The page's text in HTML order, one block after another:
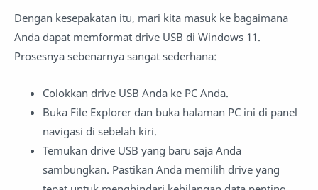
Dengan kesepakatan itu, mari kita masuk ke bagaimana
Anda dapat memformat drive USB di Windows 11.
Prosesnya sebenarnya sangat sederhana:
Colokkan drive USB Anda ke PC Anda.
Buka File Explorer dan buka halaman PC ini di panel
navigasi di sebelah kiri.
Temukan drive USB yang baru saja Anda
sambungkan. Pastikan Anda memilih drive yang